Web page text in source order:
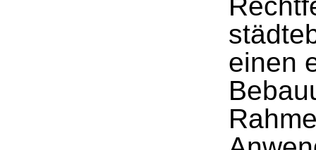
einen